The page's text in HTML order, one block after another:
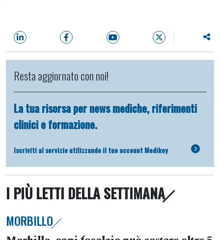
Resta aggiornato con noi!
La tua risorsa per news mediche, riferimenti
clinici e formazione.
Iscriviti al servizio utilizzando il tuo account Medikey
I PIÙ LETTI DELLA SETTIMANA
MORBILLO